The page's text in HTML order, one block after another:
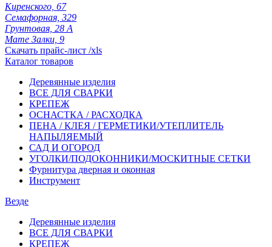
Киренского, 67
Семафорная, 329
Грунтовая, 28 А
Мате Залки, 9
Скачать прайс-лист /xls
Каталог товаров
Деревянные изделия
ВСЕ ДЛЯ СВАРКИ
КРЕПЕЖ
ОСНАСТКА / РАСХОДКА
ПЕНА / КЛЕЯ / ГЕРМЕТИКИ/УТЕПЛИТЕЛЬ
НАПЫЛЯЕМЫЙ
САД И ОГОРОД
УГОЛКИ/ПОДОКОННИКИ/МОСКИТНЫЕ СЕТКИ
Фурнитура дверная и оконная
Инструмент
Везде
Деревянные изделия
ВСЕ ДЛЯ СВАРКИ
КРЕПЕЖ